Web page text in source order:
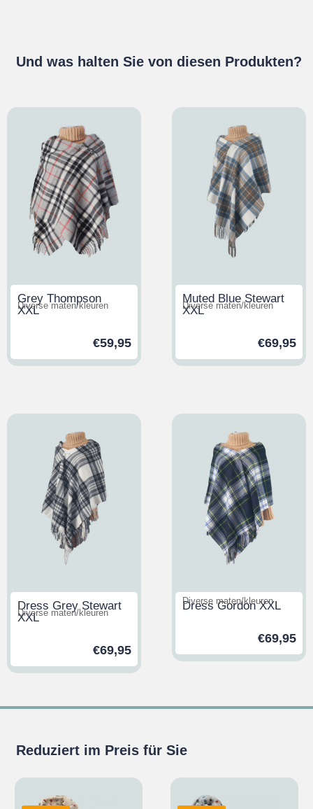
Und was halten Sie von diesen Produkten?
Grey Thompson
XXL
Diverse maten/kleuren
€59,95
Muted Blue Stewart
XXL
Diverse maten/kleuren
€69,95
Dress Grey Stewart
XXL
Diverse maten/kleuren
€69,95
Dress Gordon XXL
Diverse maten/kleuren
€69,95
Reduziert im Preis für Sie